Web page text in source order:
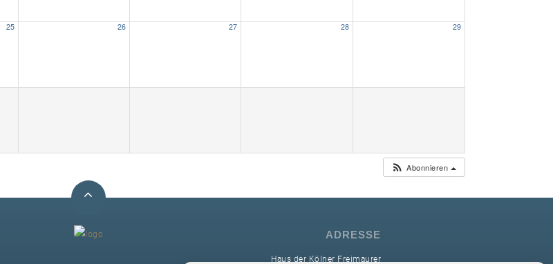
25 26 27 28 29
Abonnieren
ADRESSE
Haus der Kölner Freimaurer